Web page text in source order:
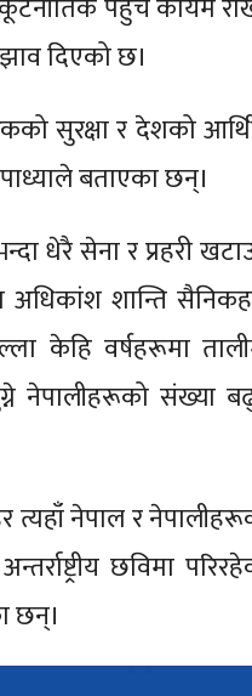
पहुँच कायम
दिएको छ।
सुरक्षा र देशको
बताएका छन्।
धेरै सेना र प्रहरी
अधिकांश शान्ति
केहि वर्षहरूमा
नेपालीहरूको संख्या
त्यहाँ नेपाल र
छविमा
छन्।